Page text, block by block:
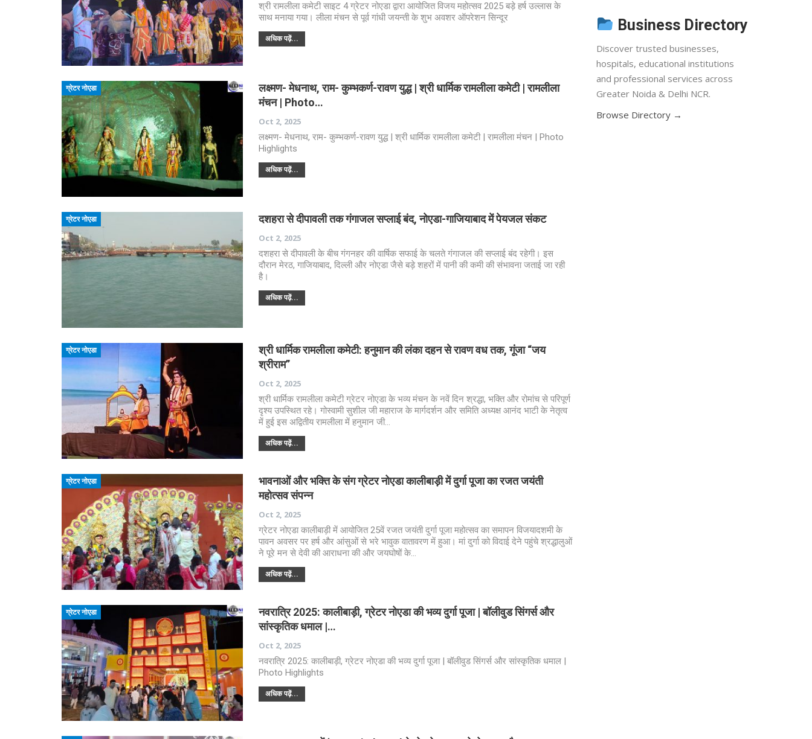
श्री रामलीला कमेटी साइट 4 ग्रेटर नोएडा द्वारा आयोजित विजय महोत्सव 2025 बड़े हर्ष उल्लास के
साथ मनाया गया। लीला मंचन से पूर्व गांधी जयन्ती के शुभ अवशर ऑपरेशन सिन्दूर
अधिक पढ़ें...
ग्रेटर नोएडा
लक्ष्मण- मेधनाथ, राम- कुम्भकर्ण-रावण युद्ध | श्री धार्मिक रामलीला कमेटी | रामलीला
मंचन | Photo…
Oct 2, 2025
लक्ष्मण- मेधनाथ, राम- कुम्भकर्ण-रावण युद्ध | श्री धार्मिक रामलीला कमेटी | रामलीला मंचन | Photo
Highlights
अधिक पढ़ें...
ग्रेटर नोएडा दशहरा से दीपावली तक गंगाजल सप्लाई बंद, नोएडा-गाजियाबाद में पेयजल संकट
Oct 2, 2025
दशहरा से दीपावली के बीच गंगनहर की वार्षिक सफाई के चलते गंगाजल की सप्लाई बंद रहेगी। इस
दौरान मेरठ, गाजियाबाद, दिल्ली और नोएडा जैसे बड़े शहरों में पानी की कमी की संभावना जताई जा रही
है।
अधिक पढ़ें...
ग्रेटर नोएडा
श्री धार्मिक रामलीला कमेटी: हनुमान की लंका दहन से रावण वध तक, गूंजा “जय
श्रीराम”
Oct 2, 2025
श्री धार्मिक रामलीला कमेटी ग्रेटर नोएडा के भव्य मंचन के नवें दिन श्रद्धा, भक्ति और रोमांच से परिपूर्ण
दृश्य उपस्थित रहे। गोस्वामी सुशील जी महाराज के मार्गदर्शन और समिति अध्यक्ष आनंद भाटी के नेतृत्व
में हुई इस अद्वितीय रामलीला में हनुमान जी…
अधिक पढ़ें...
ग्रेटर नोएडा
भावनाओं और भक्ति के संग ग्रेटर नोएडा कालीबाड़ी में दुर्गा पूजा का रजत जयंती
महोत्सव संपन्न
Oct 2, 2025
ग्रेटर नोएडा कालीबाड़ी में आयोजित 25वें रजत जयंती दुर्गा पूजा महोत्सव का समापन विजयादशमी के
पावन अवसर पर हर्ष और आंसुओं से भरे भावुक वातावरण में हुआ। मां दुर्गा को विदाई देने पहुंचे श्रद्धालुओं
ने पूरे मन से देवी की आराधना की और जयघोषों के…
अधिक पढ़ें...
ग्रेटर नोएडा
नवरात्रि 2025: कालीबाड़ी, ग्रेटर नोएडा की भव्य दुर्गा पूजा | बॉलीवुड सिंगर्स और
सांस्कृतिक धमाल |…
Oct 2, 2025
नवरात्रि 2025: कालीबाड़ी, ग्रेटर नोएडा की भव्य दुर्गा पूजा | बॉलीवुड सिंगर्स और सांस्कृतिक धमाल |
Photo Highlights
अधिक पढ़ें...
Business Directory
Discover trusted businesses,
hospitals, educational institutions
and professional services across
Greater Noida & Delhi NCR.
Browse Directory →